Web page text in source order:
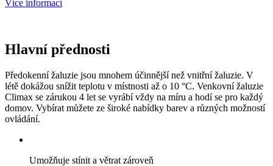
Více informací
Hlavní přednosti
Předokenní žaluzie jsou mnohem účinnější než vnitřní žaluzie. V
létě dokážou snížit teplotu v místnosti až o 10 °C. Venkovní žaluzie
Climax se zárukou 4 let se vyrábí vždy na míru a hodí se pro každý
domov. Vybírat můžete ze široké nabídky barev a různých možností
ovládání.
Umožňuje stínit a větrat zároveň